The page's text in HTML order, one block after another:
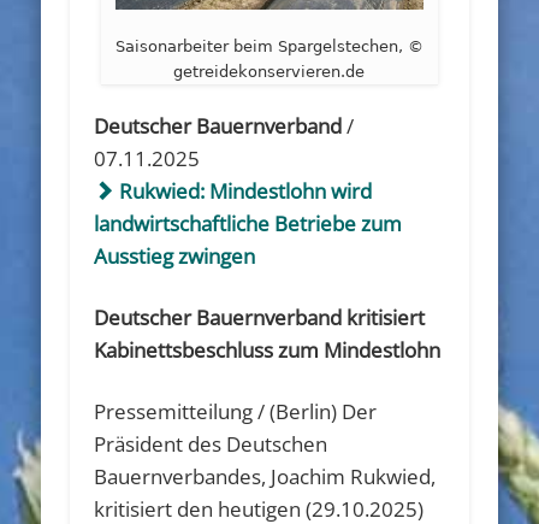
Saisonarbeiter beim Spargelstechen, ©
getreidekonservieren.de
Deutscher Bauernverband/
07.11.2025
Rukwied: Mindestlohn wird
landwirtschaftliche Betriebe zum
Ausstieg zwingen
Deutscher Bauernverband kritisiert
Kabinettsbeschluss zum Mindestlohn
Pressemitteilung / (Berlin) Der
Präsident des Deutschen
Bauernverbandes, Joachim Rukwied,
kritisiert den heutigen (29.10.2025)